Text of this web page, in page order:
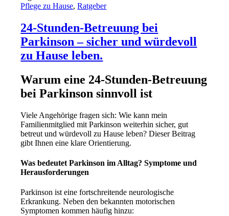
Pflege zu Hause,Ratgeber
24-Stunden-Betreuung bei
Parkinson – sicher und würdevoll
zu Hause leben.
Warum eine 24-Stunden-Betreuung
bei Parkinson sinnvoll ist
Viele Angehörige fragen sich:Wie kann mein
Familienmitglied mit Parkinson weiterhin sicher, gut
betreut und würdevoll zu Hause leben?Dieser Beitrag
gibt Ihnen eine klare Orientierung.
Was bedeutet Parkinson im Alltag? Symptome und
Herausforderungen
Parkinson ist eine fortschreitende neurologische
Erkrankung. Neben den bekannten motorischen
Symptomen kommen häufig hinzu: